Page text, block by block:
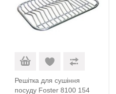
Решітка для сушіння
посуду Foster 8100 154